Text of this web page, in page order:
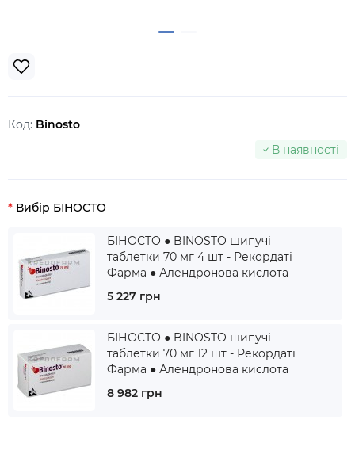
Код: Binosto
В наявності
Вибір БІНОСТО
БІНОСТО ● BINOSTO шипучі
таблетки 70 мг 4 шт - Рекордаті
Фарма ● Алендронова кислота
5 227 грн
БІНОСТО ● BINOSTO шипучі
таблетки 70 мг 12 шт - Рекордаті
Фарма ● Алендронова кислота
8 982 грн